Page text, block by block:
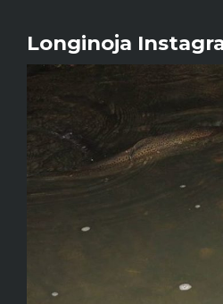
Longinoja
View
Larger
Image